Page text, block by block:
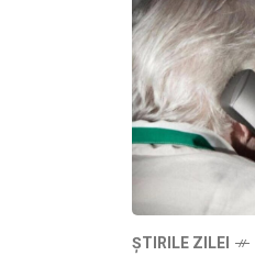
ȘTIRILE ZILEI